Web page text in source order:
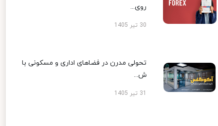
روی...
30 تیر 1405
تحولی مدرن در فضاهای اداری و مسکونی با
ش...